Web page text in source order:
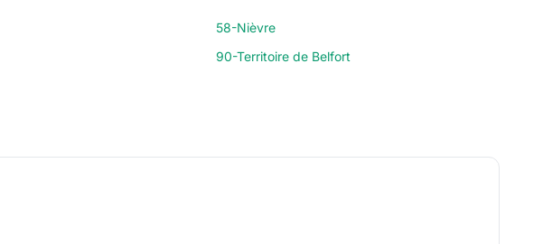
58-Nièvre
90-Territoire de Belfort